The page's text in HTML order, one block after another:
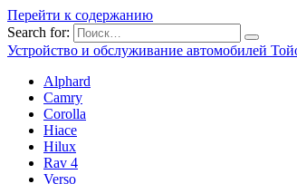
Перейти к содержанию
Search for:
Устройство и обслуживание автомобилей
Alphard
Camry
Corolla
Hiace
Hilux
Rav 4
Verso